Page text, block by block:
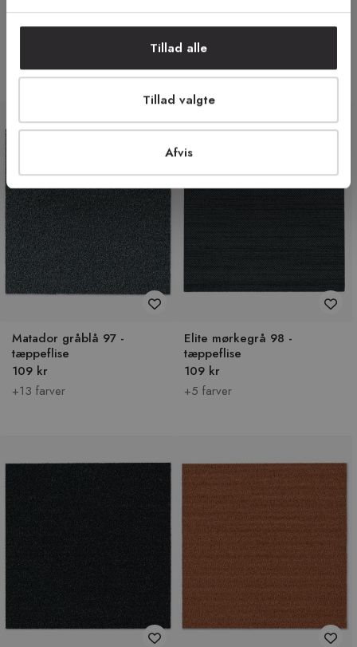
Tillad alle
Tillad valgte
Afvis
+13 farver
Matador gråblå 97 -
tæppeflise
109 kr
+13 farver
Elite mørkegrå 98 -
tæppeflise
109 kr
+5 farver